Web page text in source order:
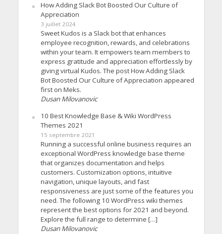
How Adding Slack Bot Boosted Our Culture of
Appreciation
3 juillet 2024
Sweet Kudos is a Slack bot that enhances
employee recognition, rewards, and celebrations
within your team. It empowers team members to
express gratitude and appreciation effortlessly by
giving virtual Kudos. The post How Adding Slack
Bot Boosted Our Culture of Appreciation appeared
first on Meks.
Dusan Milovanovic
10 Best Knowledge Base & Wiki WordPress
Themes 2021
15 septembre 2021
Running a successful online business requires an
exceptional WordPress knowledge base theme
that organizes documentation and helps
customers. Customization options, intuitive
navigation, unique layouts, and fast
responsiveness are just some of the features you
need. The following 10 WordPress wiki themes
represent the best options for 2021 and beyond.
Explore the full range to determine […]
Dusan Milovanovic